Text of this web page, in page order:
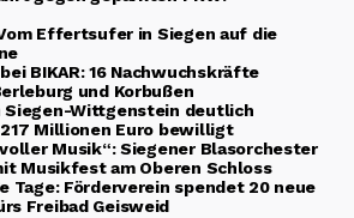
Effertsufer in Siegen auf die
BIKAR: 16 Nachwuchskräfte
und Korbußen
Siegen-Wittgenstein deutlich
Millionen Euro bewilligt
Musik“: Siegener Blasorchester
Musikfest am Oberen Schloss
Tage: Förderverein spendet 20 neue
Freibad Geisweid